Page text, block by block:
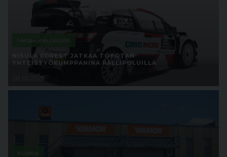
Metsäkoneurakointi
NISULA FOREST JATKAA TOYOTAN
YHTEISTYÖKUMPPANINA RALLIPOLUILLA
20.01.2021
Kuljetus